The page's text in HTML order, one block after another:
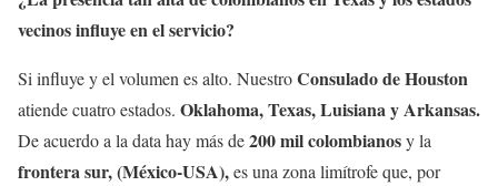
vecinos influye en el servicio?
Si influye y el volumen es alto. NuestroConsulado de Houston
atiende cuatro estados. Oklahoma, Texas, Luisiana y Arkansas.
De acuerdo a la data hay más de200 mil colombianosy la
frontera sur, (México-USA),es una zona limítrofe que, por